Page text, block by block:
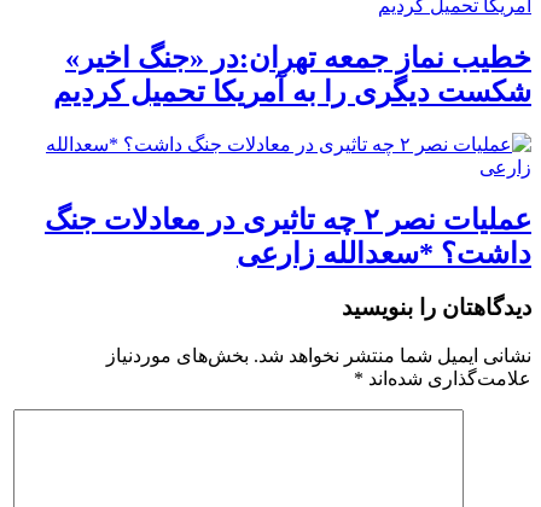
خطیب نماز جمعه تهران:در «جنگ اخیر»
شکست دیگری را به آمریکا تحمیل کردیم
عملیات نصر ۲ چه تاثیری در معادلات جنگ
داشت؟ *سعدالله زارعی
دیدگاهتان را بنویسید
نشانی ایمیل شما منتشر نخواهد شد. بخش‌های موردنیاز
علامت‌گذاری شده‌اند *